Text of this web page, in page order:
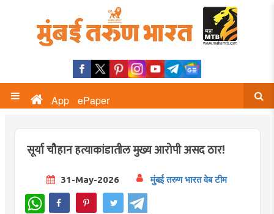
App ePaper
सूर्या चौहान हत्याकांडातील मुख्य आरोपी असद ठार!
31-May-2026 मुंबई तरुण भारत वेब टीम
WhatsApp